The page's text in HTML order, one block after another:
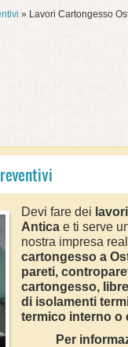
» Lavori Cartongesso
Devi fare dei
Antica e ti serve
nostra impresa
cartongesso a
pareti,
cartongesso,
di isolamenti
termico interno o
Per